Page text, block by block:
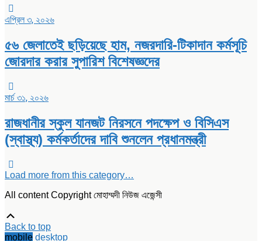
এপ্রিল ৩, ২০২৬
৫৬ জেলাতেই ছড়িয়েছে হাম, নজরদারি-টিকাদান কর্মসূচি
জোরদার করার সুপারিশ বিশেষজ্ঞদের
মার্চ ৩১, ২০২৬
রাজধানীর স্কুল যানজট নিরসনে পদক্ষেপ ও বিসিএস
(স্বাস্থ্য) কর্মকর্তাদের দাবি শুনলেন প্রধানমন্ত্রী
Load more from this category…
All content Copyright মোহাম্মদী নিউজ এজেন্সী
Up
Back to top
mobile desktop